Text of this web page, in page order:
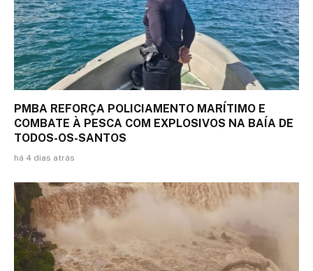
PMBA REFORÇA POLICIAMENTO MARÍTIMO E
COMBATE À PESCA COM EXPLOSIVOS NA BAÍA DE
TODOS-OS-SANTOS
há 4 dias atrás